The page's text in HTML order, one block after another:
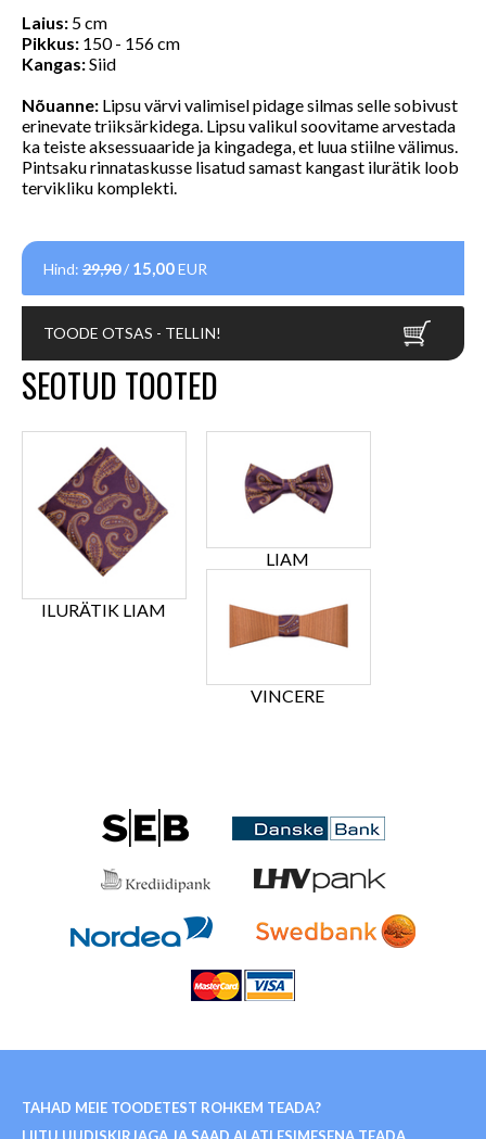
Laius: 5 cm
Pikkus: 150 - 156 cm
Kangas:Siid
Nõuanne: Lipsu värvi valimisel pidage silmas selle sobivust
erinevate triiksärkidega. Lipsu valikul soovitame arvestada
ka teiste aksessuaaride ja kingadega, et luua stiilne välimus.
Pintsaku rinnataskusse lisatud samast kangast ilurätik loob
tervikliku komplekti.
Hind: 29,90/ 15,00EUR
TOODE OTSAS - TELLIN!
SEOTUD TOOTED
ILURÄTIK LIAM
LIAM
VINCERE
TAHAD MEIE TOODETEST ROHKEM TEADA?